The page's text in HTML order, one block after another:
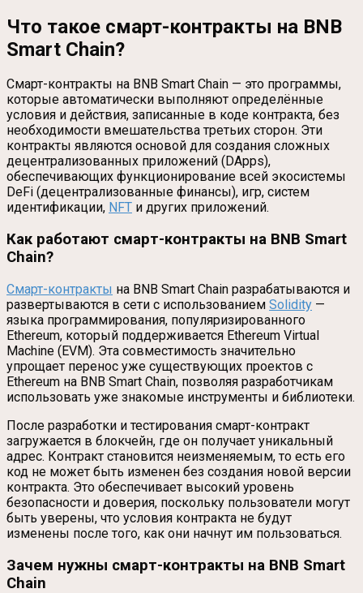
Что такое смарт-контракты на BNB
Smart Chain?
Смарт-контракты на BNB Smart Chain — это программы,
которые автоматически выполняют определённые
условия и действия, записанные в коде контракта, без
необходимости вмешательства третьих сторон. Эти
контракты являются основой для создания сложных
децентрализованных приложений (DApps),
обеспечивающих функционирование всей экосистемы
DeFi (децентрализованные финансы), игр, систем
идентификации, NFT и других приложений.
Как работают смарт-контракты на BNB Smart
Chain?
Смарт-контракты на BNB Smart Chain разрабатываются и
развертываются в сети с использованием Solidity —
языка программирования, популяризированного
Ethereum, который поддерживается Ethereum Virtual
Machine (EVM). Эта совместимость значительно
упрощает перенос уже существующих проектов с
Ethereum на BNB Smart Chain, позволяя разработчикам
использовать уже знакомые инструменты и библиотеки.
После разработки и тестирования смарт-контракт
загружается в блокчейн, где он получает уникальный
адрес. Контракт становится неизменяемым, то есть его
код не может быть изменен без создания новой версии
контракта. Это обеспечивает высокий уровень
безопасности и доверия, поскольку пользователи могут
быть уверены, что условия контракта не будут
изменены после того, как они начнут им пользоваться.
Зачем нужны смарт-контракты на BNB Smart
Chain